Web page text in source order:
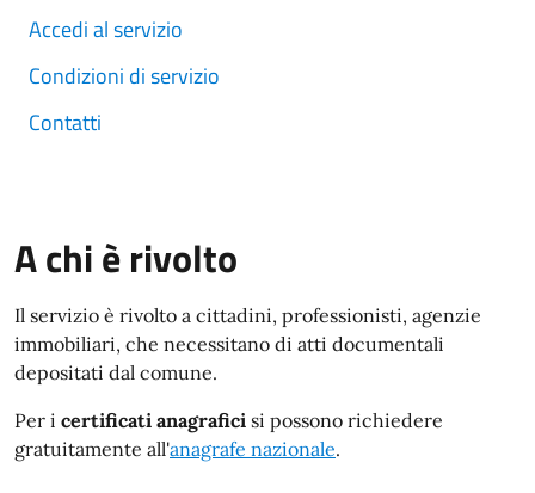
Accedi al servizio
Condizioni di servizio
Contatti
A chi è rivolto
Il servizio è rivolto a cittadini, professionisti, agenzie
immobiliari, che necessitano di atti documentali
depositati dal comune.
Per i certificati anagrafici si possono richiedere
gratuitamente all'anagrafe nazionale.